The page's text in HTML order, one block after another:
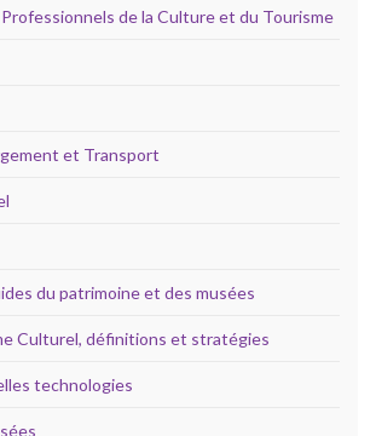
de la Culture et du Tourisme
et Transport
du patrimoine et des musées
Culturel, définitions et stratégies
technologies